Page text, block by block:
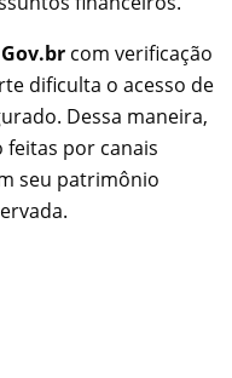
Gov.br com verificação
dificulta o acesso de
Dessa maneira,
por canais
seu patrimônio